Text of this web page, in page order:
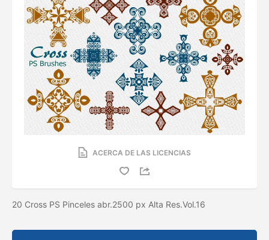
ACERCA DE LAS LICENCIAS
20 Cross PS Pinceles abr.2500 px Alta Res.Vol.16